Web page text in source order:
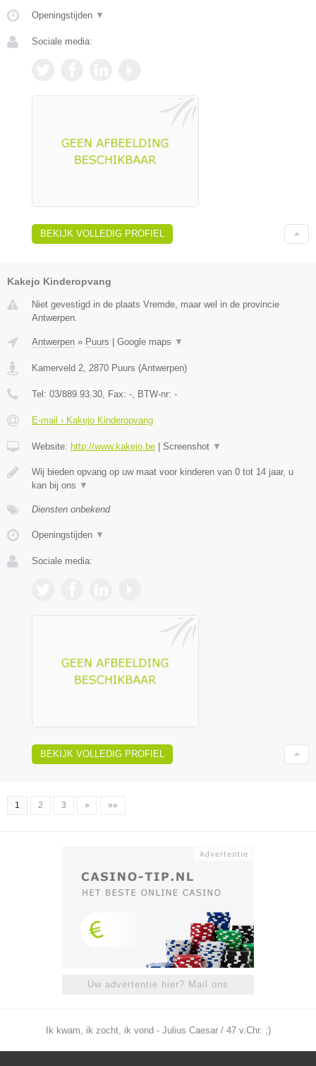
Openingstijden ▼
Sociale media:
BEKIJK VOLLEDIG PROFIEL
Kakejo Kinderopvang
Niet gevestigd in de plaats Vremde, maar wel in de provincie
Antwerpen.
Antwerpen » Puurs Google maps ▼
Kamerveld 2, 2870 Puurs (Antwerpen)
Tel: 03/889.93.30, Fax: -, BTW-nr: -
E-mail › Kakejo Kinderopvang
Website: http://www.kakejo.be Screenshot ▼
Wij bieden opvang op uw maat voor kinderen van 0 tot 14 jaar, u
kan bij ons ▼
Diensten onbekend
Openingstijden ▼
Sociale media:
BEKIJK VOLLEDIG PROFIEL
1 2 3 » »»
Uw advertentie hier? Mail ons
Ik kwam, ik zocht, ik vond - Julius Caesar / 47 v.Chr. ;)